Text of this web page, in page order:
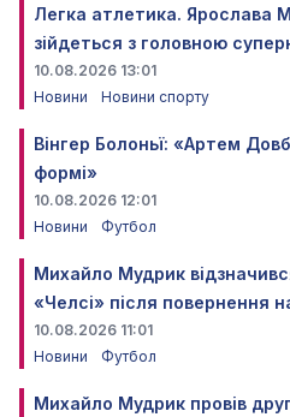
Легка атлетика. Ярослава
зійдеться з головною
10.08.2026 13:01
Новини
Новини спорту
Вінгер Болоньї: «Артем
формі»
10.08.2026 12:01
Новини
Футбол
Михайло Мудрик
«Челсі» після повернення
10.08.2026 11:01
Новини
Футбол
Михайло Мудрик провів